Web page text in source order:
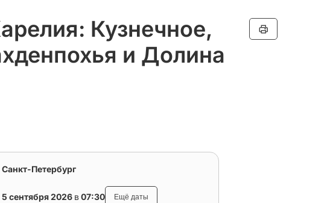
Кузнечное,
и Долина
Санкт-Петербург
5 сентября 2026 в07:30 Ещё даты